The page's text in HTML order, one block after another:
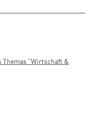
Themas "Wirtschaft &